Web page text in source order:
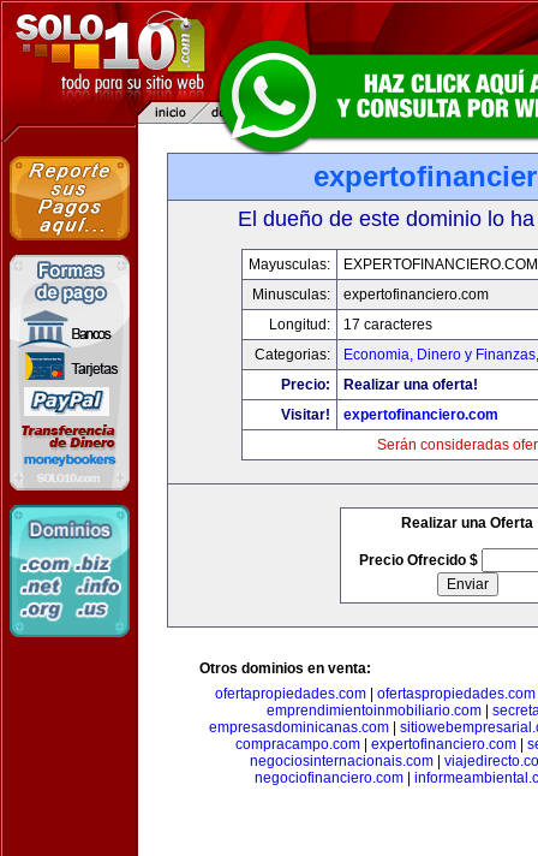
El dueño de este dominio lo
Mayusculas:
EXPERTOFINANCIERO.COM
Minusculas:
expertofinanciero.com
Longitud:
17 caracteres
Categorias:
Economia, Dinero y Finanzas
Precio:
Realizar una oferta!
Visitar!
expertofinanciero.com
Serán consideradas
Realizar una Oferta
Precio Ofrecido $
Otros dominios en venta:
ofertapropiedades.com
ofertaspropiedades.com
emprendimientoinmobiliario.com|
empresasdominicanas.com|
compracampo.com| expertofinanciero.com|
negociosinternacionais.com
negociofinanciero.com